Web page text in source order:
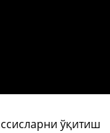
ўқитиш